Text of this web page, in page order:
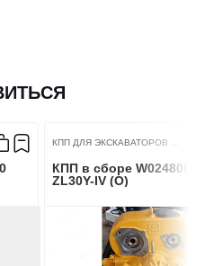
КПП ДЛЯ ЭКСКАВАТОРОВ ...
КПП в сборе
ZL30Y-IV (О)